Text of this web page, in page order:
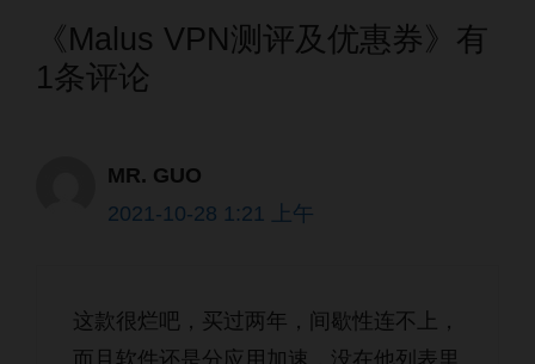
《Malus VPN测评及优惠券》有
1条评论
MR. GUO
2021-10-28 1:21 上午
这款很烂吧，买过两年，间歇性连不上，
而且软件还是分应用加速，没在他列表里